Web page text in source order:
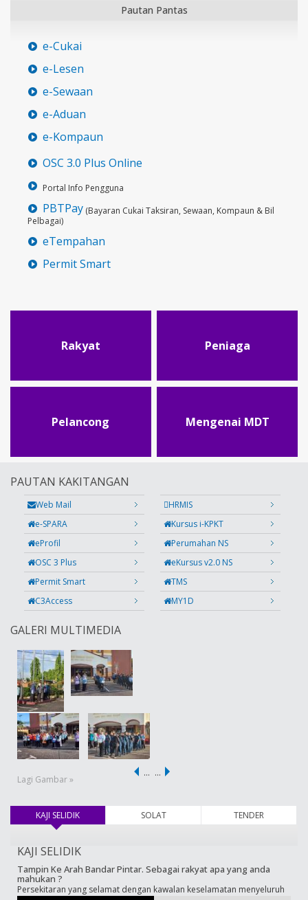
Pautan Pantas
e-Cukai
e-Lesen
e-Sewaan
e-Aduan
e-Kompaun
OSC 3.0 Plus Online
Portal Info Pengguna
PBTPay (Bayaran Cukai Taksiran, Sewaan, Kompaun & Bil
Pelbagai)
eTempahan
Permit Smart
Rakyat Peniaga
Pelancong Mengenai MDT
PAUTAN KAKITANGAN
Web Mail
HRMIS
e-SPARA
Kursus i-KPKT
eProfil
Perumahan NS
OSC 3 Plus
eKursus v2.0 NS
Permit Smart
TMS
C3Access
MY1D
GALERI MULTIMEDIA
Lagi Gambar »
… …
KAJI SELIDIK(tab aktif) SOLAT TENDER
KAJI SELIDIK
Tampin Ke Arah Bandar Pintar. Sebagai rakyat apa yang anda
mahukan ?
Persekitaran yang selamat dengan kawalan keselamatan menyeluruh